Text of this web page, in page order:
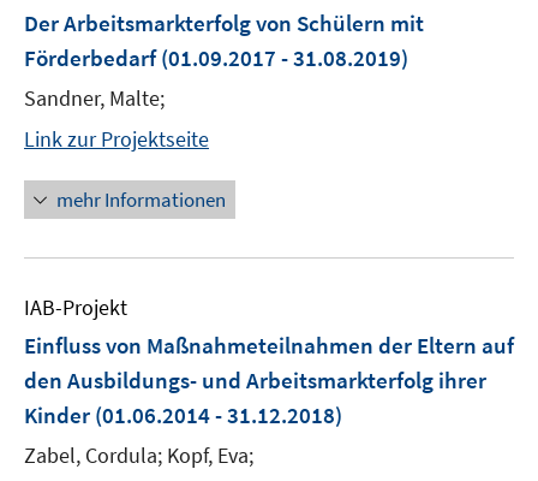
Der Arbeitsmarkterfolg von Schülern mit
Förderbedarf(01.09.2017 - 31.08.2019)
Sandner, Malte;
Link zur Projektseite
mehr Informationen
IAB-Projekt
Einfluss von Maßnahmeteilnahmen der Eltern auf
den Ausbildungs- und Arbeitsmarkterfolg ihrer
Kinder (01.06.2014 - 31.12.2018)
Zabel, Cordula; Kopf, Eva;